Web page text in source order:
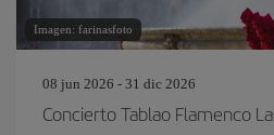
Imagen: farinasfoto
08 jun 2026 - 31 dic 2026
Concierto Tablao Flamenco